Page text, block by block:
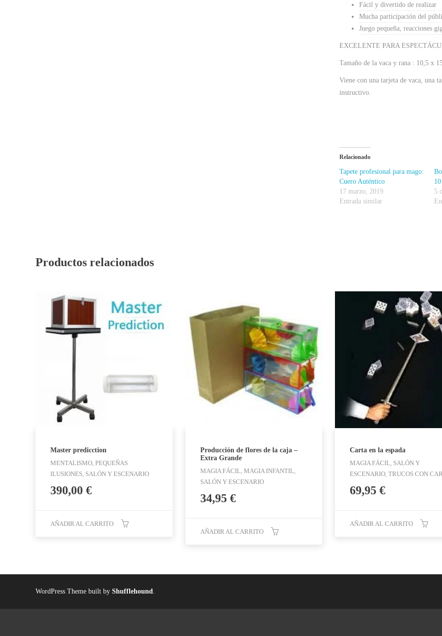
Fácil y divertido de realizar
Mucha participación del
Juego pequeña, reacciones
EXCELENTE PARA
Tamaño de la vaca y rana : 10,5 x
Viene con una tarjeta de vaca, una
instructivo.
Relacionado
Tapete profesional para mago:
Cuero Auténtico
17 marzo, 2019
Entrada similar
5
Productos relacionados
Master predicction
MENTALISMO, PEQUEÑAS
ILUSIONES, SALÓN Y ESCENARIO
390,00 €
AÑADIR AL CARRITO
Producción de flores de la caja –
Extra Grande
MAGIA FÁCIL, MAGIA INFANTIL,
SALÓN Y ESCENARIO
34,95 €
AÑADIR AL CARRITO
Carta en la espada
MAGIA FÁCIL, SALÓN Y
ESCENARIO, TRUCOS CON
69,95 €
AÑADIR AL CARRITO
WordPress Theme built by Shufflehound.